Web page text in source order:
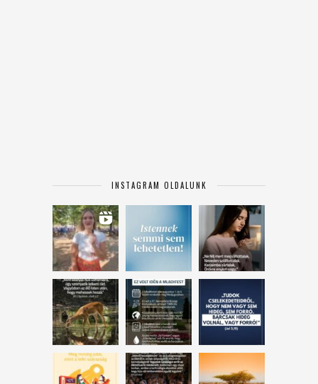
INSTAGRAM OLDALUNK